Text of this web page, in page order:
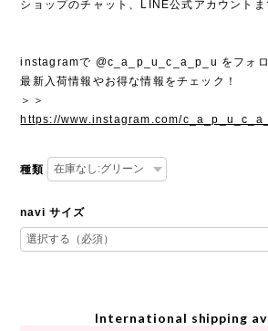
ショップのチャット、LINE公式アカウントま
instagramで @c_a_p_u_c_a_p_u をフォロ
最新入荷情報やお得な情報をチェック！
＞＞
https://www.instagram.com/
種類
navi サイズ
International shipping